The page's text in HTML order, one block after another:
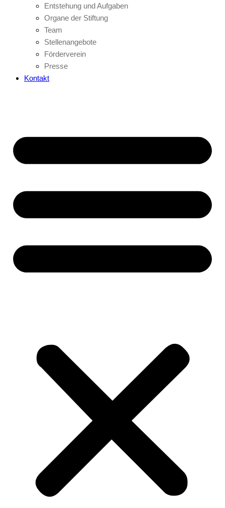
Entstehung und Aufgaben
Organe der Stiftung
Team
Stellenangebote
Förderverein
Presse
Kontakt